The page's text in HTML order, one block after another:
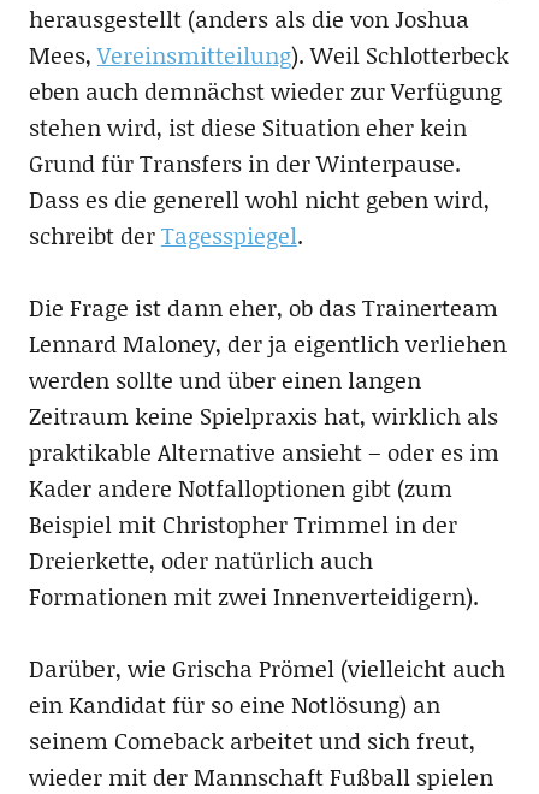
herausgestellt (anders als die von Joshua
Mees,Vereinsmitteilung). Weil Schlotterbeck
eben auch demnächst wieder zur Verfügung
stehen wird, ist diese Situation eher kein
Grund für Transfers in der Winterpause.
Dass es die generell wohl nicht geben wird,
schreibt derTagesspiegel.
Die Frage ist dann eher, ob das Trainerteam
Lennard Maloney, der ja eigentlich verliehen
werden sollte und über einen langen
Zeitraum keine Spielpraxis hat, wirklich als
praktikable Alternative ansieht – oder es im
Kader andere Notfalloptionen gibt (zum
Beispiel mit Christopher Trimmel in der
Dreierkette, oder natürlich auch
Formationen mit zwei Innenverteidigern).
Darüber, wie Grischa Prömel (vielleicht auch
ein Kandidat für so eine Notlösung) an
seinem Comeback arbeitet und sich freut,
wieder mit der Mannschaft Fußball spielen